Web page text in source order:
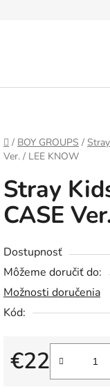
Domov
/ BOY GROUPS /
Ver. / LEE KNOW
Stray
CASE
Dostupnosť
Môžeme doručiť do:
Možnosti doručenia
Kód:
€22
Jednotková cena: